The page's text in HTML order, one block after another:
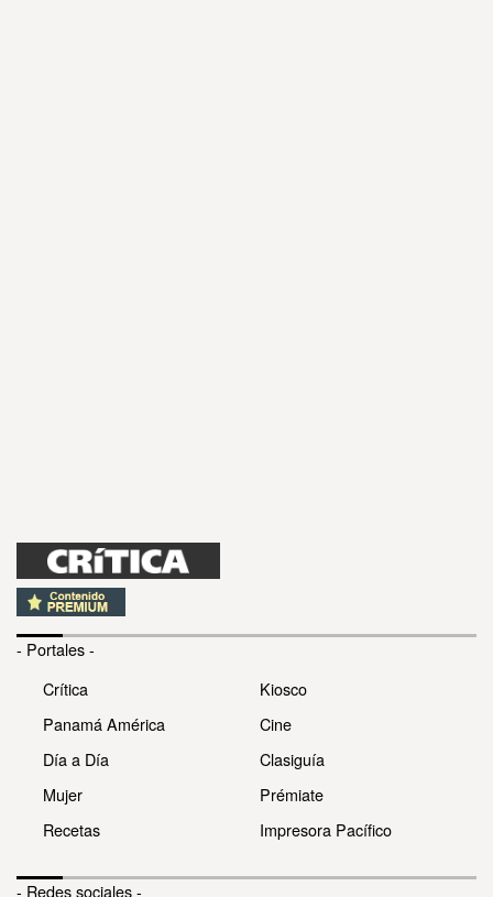
- Portales -
Crítica
Panamá América
Día a Día
Mujer
Recetas
Kiosco
Cine
Clasiguía
Prémiate
Impresora Pacífico
- Redes sociales -